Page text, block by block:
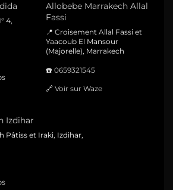
4,
Allobebe Marrakech Allal
Fassi
📍 Croisement Allal Fassi et
Yaacoub El Mansour
(Majorelle), Marrakech
☎️ 0659321545
🔗 Voir sur Waze
Izdihar
Pâtiss et Iraki, Izdihar,